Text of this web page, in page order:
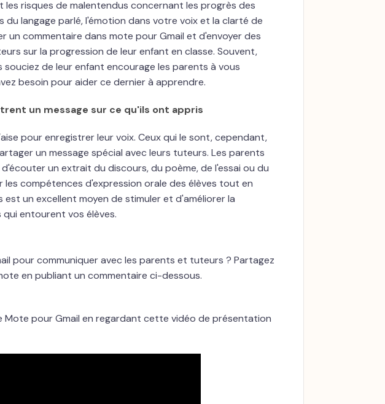
risques de malentendus concernant les progrès des
du langage parlé, l'émotion dans votre voix et la clarté de
un commentaire dans mote pour Gmail et d'envoyer des
sur la progression de leur enfant en classe. Souvent,
de leur enfant encourage les parents à vous
besoin pour aider ce dernier à apprendre.
un message sur ce qu'ils ont appris
pour enregistrer leur voix. Ceux qui le sont, cependant,
un message spécial avec leurs tuteurs. Les parents
un extrait du discours, du poème, de l'essai ou du
compétences d'expression orale des élèves tout en
est un excellent moyen de stimuler et d'améliorer la
entourent vos élèves.
pour communiquer avec les parents et tuteurs ? Partagez
en publiant un commentaire ci-dessous.
pour Gmail en regardant cette vidéo de présentation